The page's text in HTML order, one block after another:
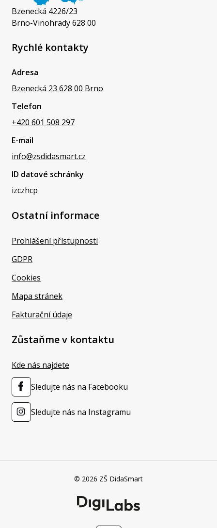
Bzenecká 4226/23
Brno-Vinohrady 628 00
Rychlé kontakty
Adresa
Bzenecká 23 628 00 Brno
Telefon
+420 601 508 297
E-mail
info@zsdidasmart.cz
ID datové schránky
izczhcp
Ostatní informace
Prohlášení přístupnosti
GDPR
Cookies
Mapa stránek
Fakturační údaje
Zůstaňme v kontaktu
Kde nás najdete
Sledujte nás na Facebooku
Sledujte nás na Instagramu
© 2026 ZŠ DidaSmart